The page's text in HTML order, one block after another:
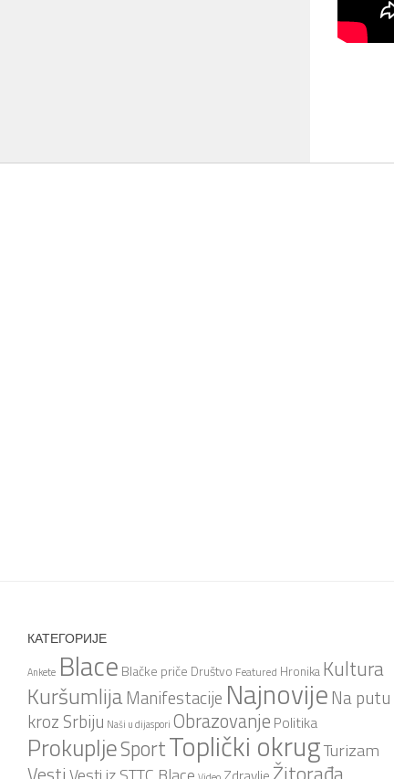
КАТЕГОРИЈЕ
Ankete Blace Blačke priče Društvo Featured Hronika Kultura
KuršumlijaManifestacije NajnovijeNa putu
kroz Srbiju Naši u dijaspori Obrazovanje Politika
ProkupljeSportToplički okrugTurizam